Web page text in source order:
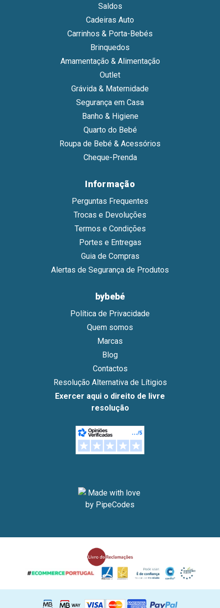
Saldos
Cadeiras Auto
Carrinhos & Porta-Bebés
Brinquedos
Amamentação & Alimentação
Outlet
Grávida & Maternidade
Segurança em Casa
Banho & Higiene
Quarto do Bebé
Roupa de Bebé & Acessórios
Cheque-Prenda
Informação
Perguntas Frequentes
Trocas e Devoluções
Termos e Condições
Portes e Entregas
Guia de Compras
Alertas de Segurança de Produtos
bybebé
Política de Privacidade
Quem somos
Marcas
Blog
Contactos
Resolução Alternativa de Lítigios
Exercer aqui o direito de livre
resolução